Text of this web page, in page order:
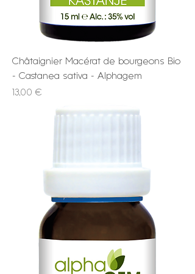
Châtaignier Macérat de bourgeons Bio
- Castanea sativa - Alphagem
Prix
13,00 €